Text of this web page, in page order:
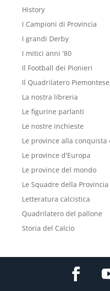
History
I Campioni di Provincia
I grandi Derby
I mitici anni '80
Il Football dei Pionieri
Il Quadrilatero Piemontese
La nostra libreria
Le figurine parlanti
Le nostre inchieste
Le province alla conquista
Le province d'Europa
Le province del mondo
Le Squadre della Provincia
Letteratura calcistica
Quadrilatero del pallone
Storia del Calcio